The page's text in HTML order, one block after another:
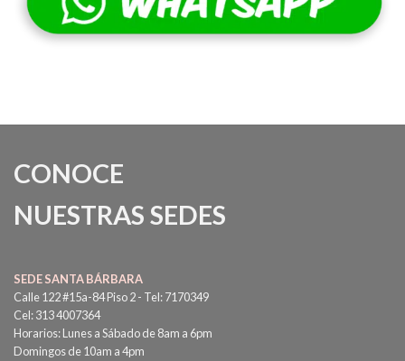
CONOCE
NUESTRAS SEDES
SEDE SANTA BÁRBARA
Calle 122 #15a-84 Piso 2 - Tel: 7170349
Cel: 313 4007364
Horarios: Lunes a Sábado de 8am a 6pm
Domingos de 10am a 4pm